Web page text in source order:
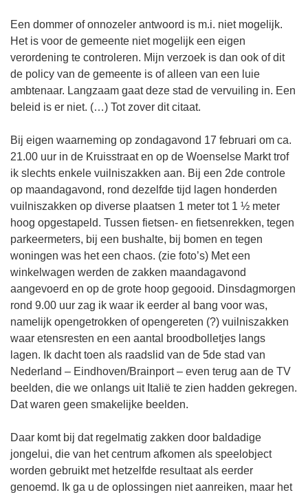
Een dommer of onnozeler antwoord is m.i. niet mogelijk.
Het is voor de gemeente niet mogelijk een eigen
verordening te controleren. Mijn verzoek is dan ook of dit
de policy van de gemeente is of alleen van een luie
ambtenaar. Langzaam gaat deze stad de vervuiling in. Een
beleid is er niet. (…) Tot zover dit citaat.
Bij eigen waarneming op zondagavond 17 februari om ca.
21.00 uur in de Kruisstraat en op de Woenselse Markt trof
ik slechts enkele vuilniszakken aan. Bij een 2de controle
op maandagavond, rond dezelfde tijd lagen honderden
vuilniszakken op diverse plaatsen 1 meter tot 1 ½ meter
hoog opgestapeld. Tussen fietsen- en fietsenrekken, tegen
parkeermeters, bij een bushalte, bij bomen en tegen
woningen was het een chaos. (zie foto’s) Met een
winkelwagen werden de zakken maandagavond
aangevoerd en op de grote hoop gegooid. Dinsdagmorgen
rond 9.00 uur zag ik waar ik eerder al bang voor was,
namelijk opengetrokken of opengereten (?) vuilniszakken
waar etensresten en een aantal broodbolletjes langs
lagen. Ik dacht toen als raadslid van de 5de stad van
Nederland – Eindhoven/Brainport – even terug aan de TV
beelden, die we onlangs uit Italië te zien hadden gekregen.
Dat waren geen smakelijke beelden.
Daar komt bij dat regelmatig zakken door baldadige
jongelui, die van het centrum afkomen als speelobject
worden gebruikt met hetzelfde resultaat als eerder
genoemd. Ik ga u de oplossingen niet aanreiken, maar het